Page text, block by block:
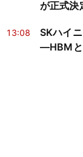
が正式決
13:08
SKハイ
―HBMと